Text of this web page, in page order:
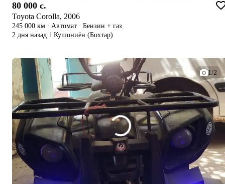
80 000 c.
Toyota Corolla, 2006
245 000 км · Автомат · Бензин + газ
2 дня назад
Кушониён (Бохтар)
1/2